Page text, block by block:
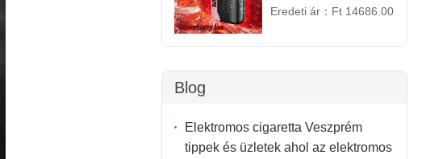
Eredeti ár： Ft 14686.00
Blog
Elektromos cigaretta Veszprém
tippek és üzletek ahol az elektromos